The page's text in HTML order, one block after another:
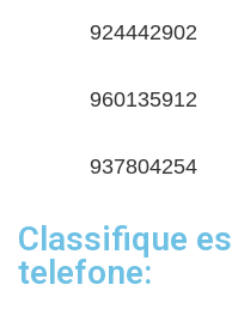
924442902
960135912
937804254
Classifique
telefone: